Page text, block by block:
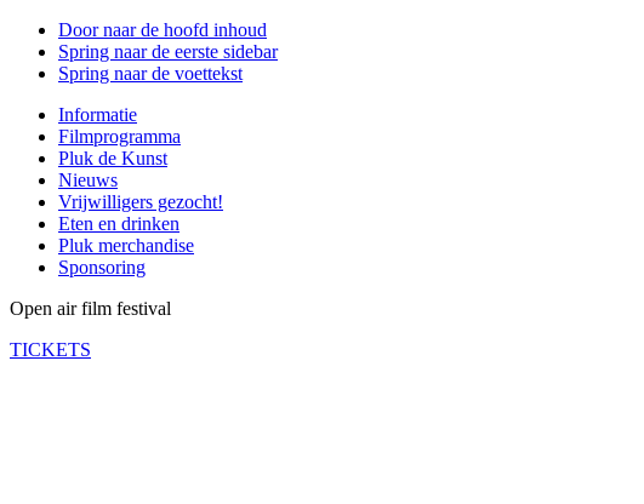
Door naar de hoofd inhoud
Spring naar de eerste sidebar
Spring naar de voettekst
Informatie
Filmprogramma
Pluk de Kunst
Nieuws
Vrijwilligers gezocht!
Eten en drinken
Pluk merchandise
Sponsoring
Open air film festival
TICKETS